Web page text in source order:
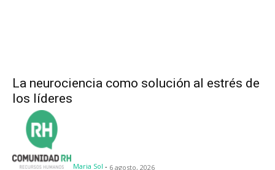
La neurociencia como solución al estrés de
los líderes
Maria Sol - 6 agosto, 2026